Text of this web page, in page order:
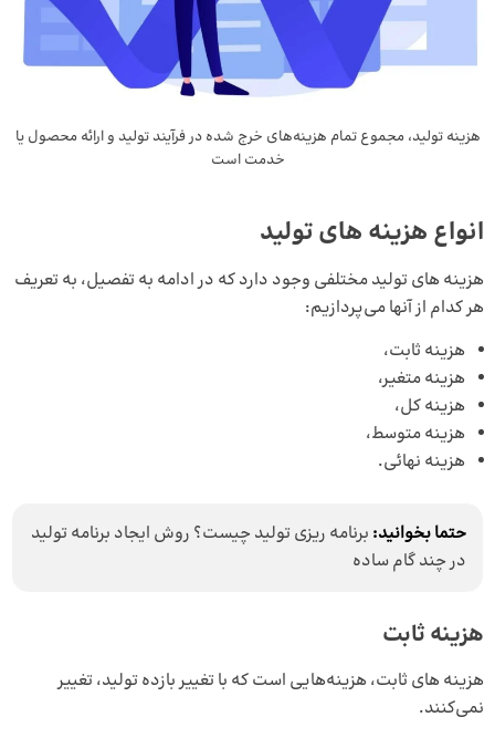
هزینه‌ تولید، مجموع تمام هزینه‌های خرج شده در فرآیند تولید و ارائه محصول یا
خدمت است
انواع هزینه‌ های تولید
هزینه های تولید مختلفی وجود دارد که در ادامه به تفصیل، به تعریف
هر کدام از آنها می‌پردازیم:
هزینه ثابت،
هزینه متغیر،
هزینه کل،
هزینه متوسط،
هزینه نهائی.
حتما بخوانید: برنامه ریزی تولید چیست؟ روش ایجاد برنامه تولید
در چند گام ساده
هزینه‌ ثابت
هزینه های ثابت، هزینه‌هایی است که با تغییر بازده تولید، تغییر
نمی‌کنند.